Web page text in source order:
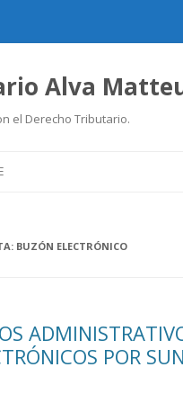
Alva
el Derecho Tributario.
BUZÓN ELECTRÓNICO
POR